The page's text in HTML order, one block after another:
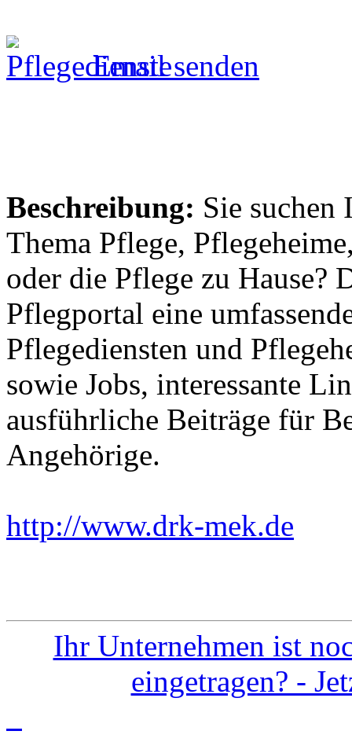
Email senden
Beschreibung: Sie suchen
Thema Pflege,
oder die Pflege zu Hause?
Pflegportal eine
Pflegediensten und
sowie Jobs, interessante
ausführliche Beiträge für
Angehörige.
http://www.drk-mek.de
Ihr Unternehmen ist
eingetragen? -